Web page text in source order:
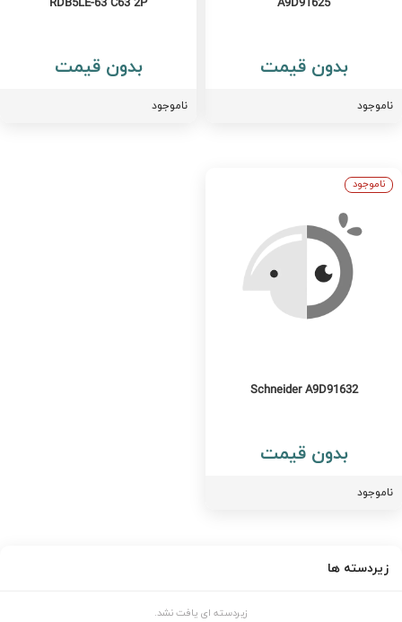
A9D91625
بدون قیمت
RDB5LE-63 C63 2P
بدون قیمت
ناموجود
Schneider A9D91632
بدون قیمت
ناموجود
زیردسته ها
زیردسته ای یافت نشد.